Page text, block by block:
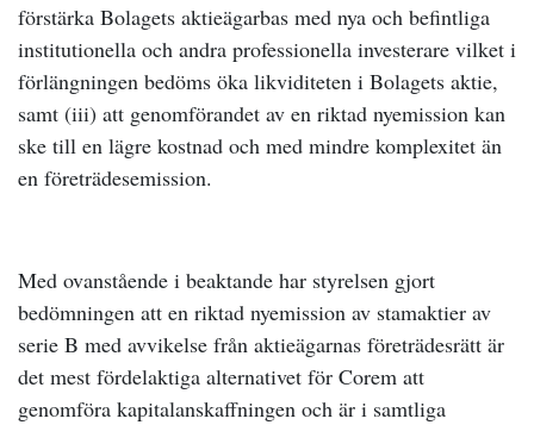
förstärka Bolagets aktieägarbas med nya och befintliga
institutionella och andra professionella investerare vilket i
förlängningen bedöms öka likviditeten i Bolagets aktie,
samt (iii) att genomförandet av en riktad nyemission kan
ske till en lägre kostnad och med mindre komplexitet än
en företrädesemission.
Med ovanstående i beaktande har styrelsen gjort
bedömningen att en riktad nyemission av stamaktier av
serie B med avvikelse från aktieägarnas företrädesrätt är
det mest fördelaktiga alternativet för Corem att
genomföra kapitalanskaffningen och är i samtliga